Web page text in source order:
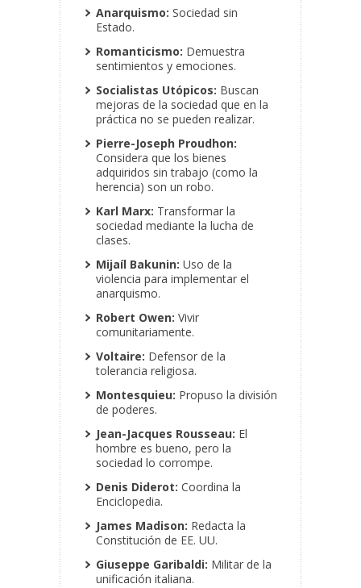
Anarquismo: Sociedad sin
Estado.
Romanticismo: Demuestra
sentimientos y emociones.
Socialistas Utópicos: Buscan
mejoras de la sociedad que en la
práctica no se pueden realizar.
Pierre-Joseph Proudhon:
Considera que los bienes
adquiridos sin trabajo (como la
herencia) son un robo.
Karl Marx: Transformar la
sociedad mediante la lucha de
clases.
Mijaíl Bakunin: Uso de la
violencia para implementar el
anarquismo.
Robert Owen: Vivir
comunitariamente.
Voltaire: Defensor de la
tolerancia religiosa.
Montesquieu: Propuso la división
de poderes.
Jean-Jacques Rousseau: El
hombre es bueno, pero la
sociedad lo corrompe.
Denis Diderot: Coordina la
Enciclopedia.
James Madison: Redacta la
Constitución de EE. UU.
Giuseppe Garibaldi: Militar de la
unificación italiana.